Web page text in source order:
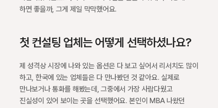
하면 좋을까, 그게 제일 막막했어요.
첫 컨설팅 업체는 어떻게 선택하셨나요?
제 성격상 시장에 나와 있는 옵션은 다 보고 싶어서 리서치도 많이
하고, 한국에 있는 업체들은 다 만나봤던 것 같아요. 실제로
만나보거나 통화를 해봤는데, 그중에서 가장 사람다웠고
진실성이 있어 보이는 곳을 선택했어요. 본인이 MBA 나왔던